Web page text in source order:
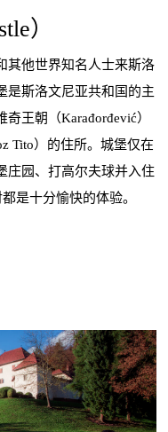
）
他世界知名人士来斯洛
是斯洛文尼亚共和国的主
王朝（Karađorđević）
Tito）的住所。城堡仅在
庄园、打高尔夫球并入住
是十分愉快的体验。